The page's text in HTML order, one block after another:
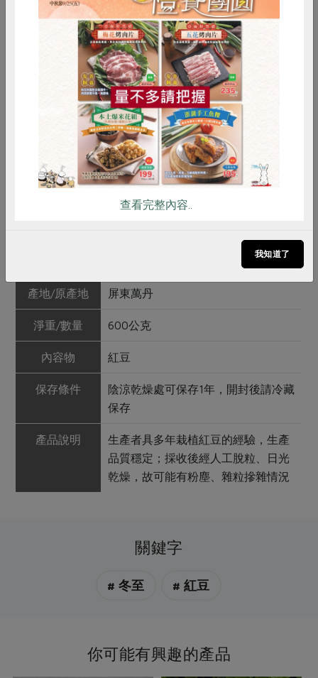
乾枯，根層失去了吸附作用，無法將土壤固著，若遇大雨
或大水，將會被沖刷；另外，因土壤表層的植被完全枯
死，地表無法涵養水分，土壤會呈硬化狀態。 三、造成
雜草相的改變：因為除草劑的不同，對雜草的抑制也不一
樣，因此，會改變區域的雜草相，甚至造成雜草的抗葯
性，變成無敵厲害的超級雜草。 四、最嚴重的恐怕是對
環境的污染，除草劑的過量使用，除了造成地下水的污染
外，也會間接影響到消費者的健康！
產品規格(*為合作社指定原料)
產地/原產地 屏東萬丹
淨重/數量 600公克
內容物 紅豆
保存條件
陰涼乾燥處可保存1年，開封後請冷藏
保存
產品說明
生產者具多年栽植紅豆的經驗，生產
品質穩定；採收後經人工脫粒、日光
乾燥，故可能有粉塵、雜粒摻雜情況
關鍵字
# 冬至 # 紅豆
你可能有興趣的產品
RPET 食譜 減硝酸鹽
雞蛋 食安 共同購買
查看完整內容..
我知道了